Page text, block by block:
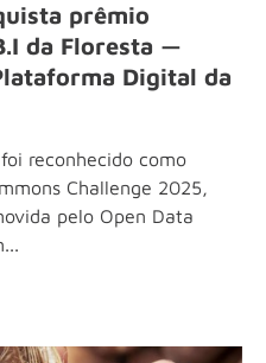
prêmio
da Floresta —
Digital da
reconhecido como
Challenge 2025,
pelo Open Data